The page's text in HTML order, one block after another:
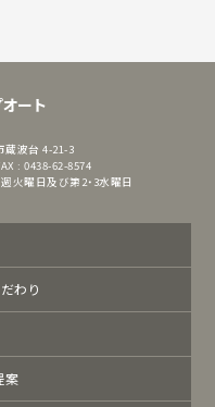
ート
蔵波台 4-21-3
: 0438-62-8574
火曜日及び第2・3水曜日
わり
案